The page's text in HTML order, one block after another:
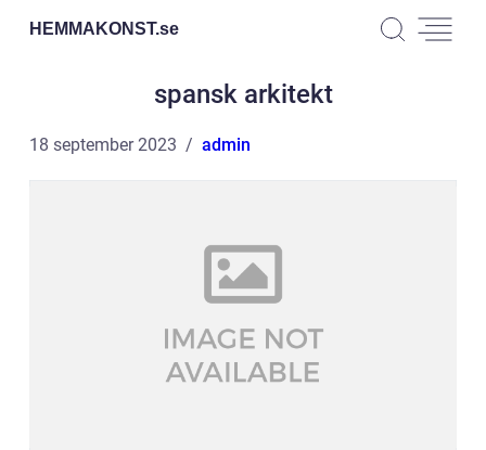
HEMMAKONST.se
spansk arkitekt
18 september 2023 admin